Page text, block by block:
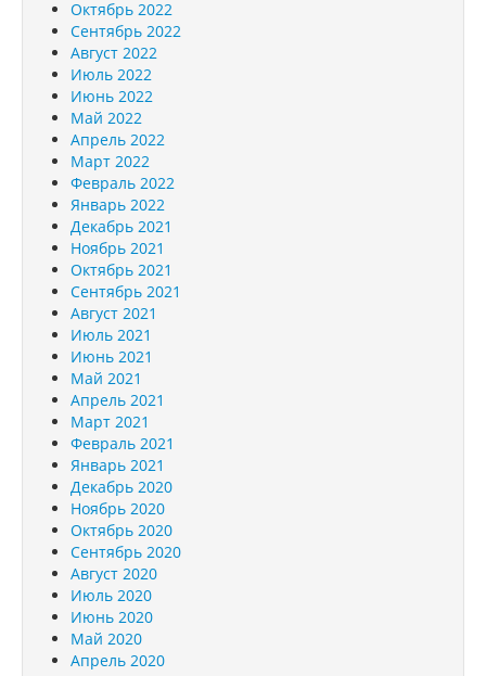
Октябрь 2022
Сентябрь 2022
Август 2022
Июль 2022
Июнь 2022
Май 2022
Апрель 2022
Март 2022
Февраль 2022
Январь 2022
Декабрь 2021
Ноябрь 2021
Октябрь 2021
Сентябрь 2021
Август 2021
Июль 2021
Июнь 2021
Май 2021
Апрель 2021
Март 2021
Февраль 2021
Январь 2021
Декабрь 2020
Ноябрь 2020
Октябрь 2020
Сентябрь 2020
Август 2020
Июль 2020
Июнь 2020
Май 2020
Апрель 2020